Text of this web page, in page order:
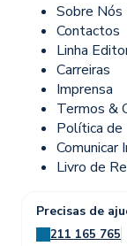
Sobre Nós
Contactos
Linha
Carreiras
Imprensa
Termos &
Política de
Comunicar
Livro de
Precisas de
211 165 765